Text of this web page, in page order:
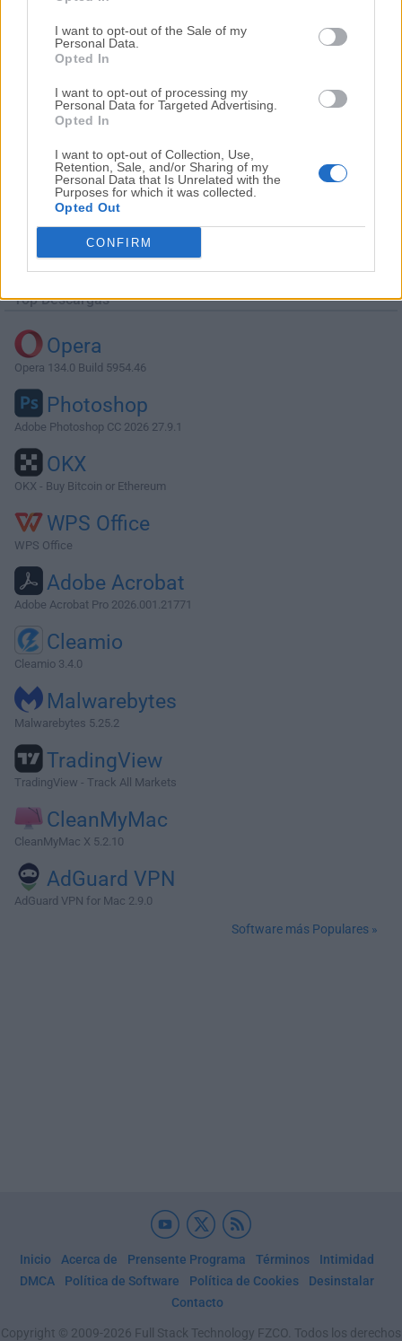
I want to opt-out of the Sale of my
Personal Data.
Opted In
I want to opt-out of processing my
Personal Data for Targeted Advertising.
Opted In
I want to opt-out of Collection, Use,
Retention, Sale, and/or Sharing of my
Personal Data that Is Unrelated with the
Purposes for which it was collected.
Opted Out
CONFIRM
Descargar Universal Media Server 14.2.0
¿Por qué se publica esta aplicación en FileHorse? (
información)
Top Descargas
Opera
Opera 134.0 Build 5954.46
Photoshop
Adobe Photoshop CC 2026 27.9.1
OKX
OKX - Buy Bitcoin or Ethereum
WPS Office
WPS Office
Adobe Acrobat
Adobe Acrobat Pro 2026.001.21771
Cleamio
Cleamio 3.4.0
Malwarebytes
Malwarebytes 5.25.2
TradingView
TradingView - Track All Markets
CleanMyMac
CleanMyMac X 5.2.10
AdGuard VPN
AdGuard VPN for Mac 2.9.0
Software más Populares »
Inicio Acerca de Prensente Programa Términos
Intimidad
DMCA
Política de Software Política de Cookies
Desinstalar
Contacto
Copyright © 2009-2026 Full Stack Technology FZCO. Todos los derechos